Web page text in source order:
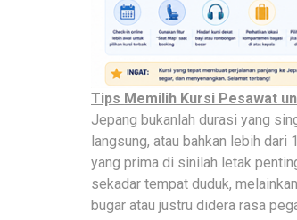
Tips Memilih Kursi Pesawat
Jepang bukanlah durasi yang
langsung, atau bahkan lebih
yang prima di sinilah letak
sekadar tempat duduk,
bugar atau justru didera rasa